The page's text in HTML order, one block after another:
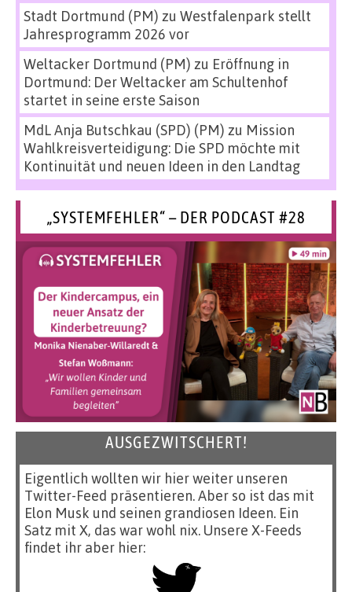
Stadt Dortmund (PM) zu Westfalenpark stellt
Jahresprogramm 2026 vor
Weltacker Dortmund (PM) zu Eröffnung in
Dortmund: Der Weltacker am Schultenhof
startet in seine erste Saison
MdL Anja Butschkau (SPD) (PM) zu Mission
Wahlkreisverteidigung: Die SPD möchte mit
Kontinuität und neuen Ideen in den Landtag
„SYSTEMFEHLER“ – DER PODCAST #28
AUSGEZWITSCHERT!
Eigentlich wollten wir hier weiter unseren
Twitter-Feed präsentieren. Aber so ist das mit
Elon Musk und seinen grandiosen Ideen. Ein
Satz mit X, das war wohl nix. Unsere X-Feeds
findet ihr aber hier: